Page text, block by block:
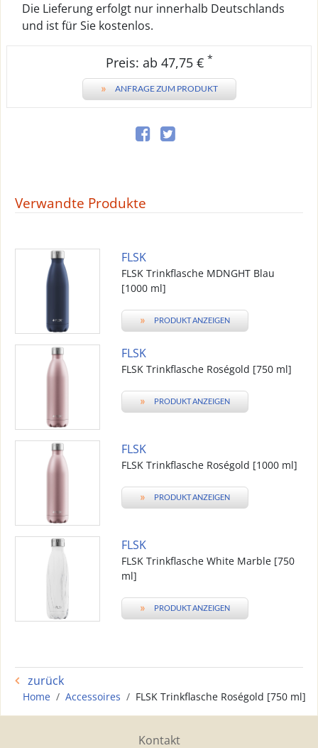
Die Lieferung erfolgt nur innerhalb Deutschlands
und ist für Sie kostenlos.
Preis: ab 47,75 € *
» ANFRAGE ZUM PRODUKT
Verwandte Produkte
FLSK
FLSK Trinkflasche MDNGHT Blau
[1000 ml]
» PRODUKT ANZEIGEN
FLSK
FLSK Trinkflasche Roségold [750 ml]
» PRODUKT ANZEIGEN
FLSK
FLSK Trinkflasche Roségold [1000 ml]
» PRODUKT ANZEIGEN
FLSK
FLSK Trinkflasche White Marble [750
ml]
» PRODUKT ANZEIGEN
zurück
Home Accessoires FLSK Trinkflasche Roségold [750 ml]
Kontakt